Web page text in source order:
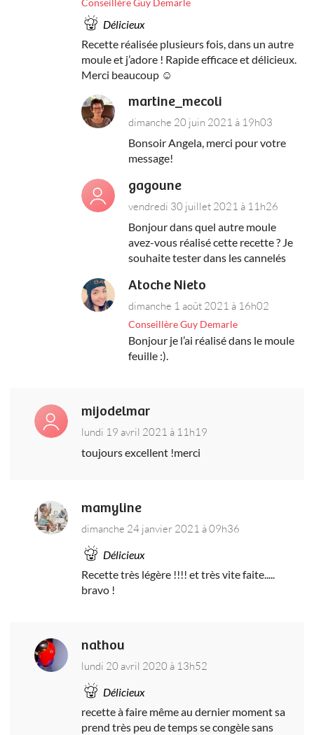
Conseillère Guy Demarle
Délicieux
Recette réalisée plusieurs fois, dans un autre
moule et j’adore ! Rapide efficace et délicieux.
Merci beaucoup ☺️
martine_mecoli
dimanche 20 juin 2021 à 19h03
Bonsoir Angela, merci pour votre
message!
gagoune
vendredi 30 juillet 2021 à 11h26
Bonjour dans quel autre moule
avez-vous réalisé cette recette ? Je
souhaite tester dans les cannelés
Atoche Nieto
dimanche 1 août 2021 à 16h02
Conseillère Guy Demarle
Bonjour je l’ai réalisé dans le moule
feuille :).
mijodelmar
lundi 19 avril 2021 à 11h19
toujours excellent !merci
mamyline
dimanche 24 janvier 2021 à 09h36
Délicieux
Recette très légère !!!! et très vite faite.....
bravo !
nathou
lundi 20 avril 2020 à 13h52
Délicieux
recette à faire même au dernier moment sa
prend très peu de temps se congèle sans